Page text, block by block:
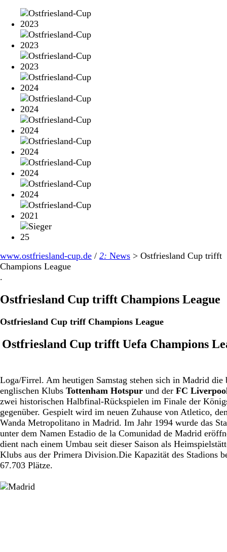
www.ostfriesland-cup.de / 2: News > Ostfriesland Cup trifft
Champions League
.
Ostfriesland Cup trifft Champions League
Ostfriesland Cup triff Champions League
Ostfriesland Cup trifft Uefa Champions
Loga/Firrel. Am heutigen Samstag stehen sich in Madrid die
englischen Klubs Tottenham Hotspur und der FC
zwei historischen Halbfinal-Rückspielen im Finale der
gegenüber. Gespielt wird im neuen Zuhause von Atletico,
Wanda Metropolitano in Madrid. Im Jahr 1994 wurde das
unter dem Namen Estadio de la Comunidad de Madrid
dient nach einem Umbau seit dieser Saison als
Klubs aus der Primera Division.Die Kapazität des Stadions
67.703 Plätze.